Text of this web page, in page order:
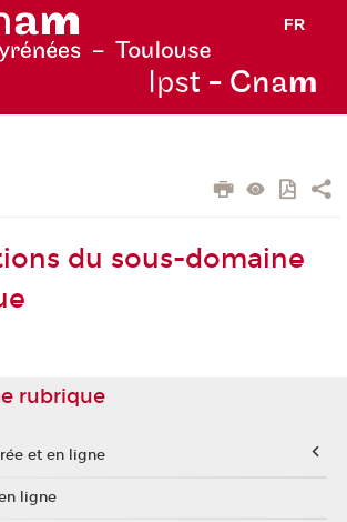
FR
Ipst - Cnam
du sous-domaine
rubrique
et en ligne
ligne